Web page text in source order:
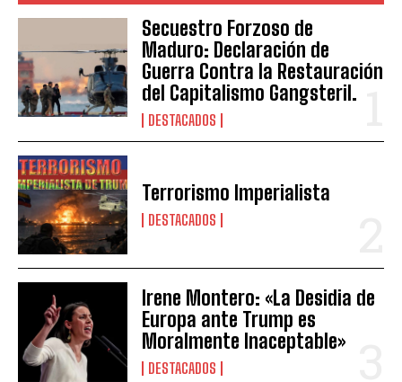
Secuestro Forzoso de
Maduro: Declaración de
Guerra Contra la Restauración
del Capitalismo Gangsteril.
DESTACADOS
Terrorismo Imperialista
DESTACADOS
Irene Montero: «La Desidia de
Europa ante Trump es
Moralmente Inaceptable»
DESTACADOS